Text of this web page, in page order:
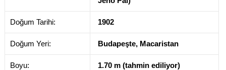
Doğum Tarihi: 1902
Doğum Yeri: Budapeşte, Macaristan
Boyu: 1.70 m (tahmin ediliyor)